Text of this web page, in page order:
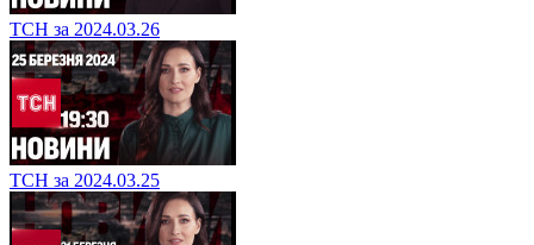
ТСН за 2024.03.26
ТСН за 2024.03.25